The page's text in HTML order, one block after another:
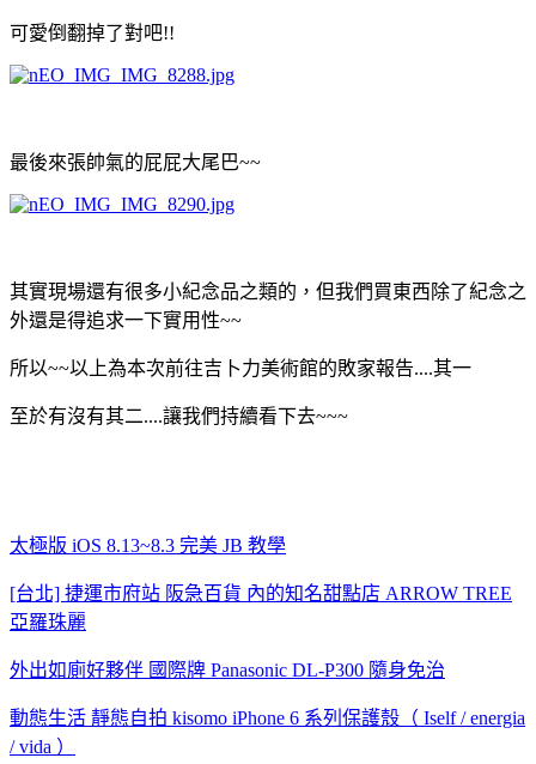
可愛倒翻掉了對吧!!
最後來張帥氣的屁屁大尾巴~~
其實現場還有很多小紀念品之類的，但我們買東西除了紀念之
外還是得追求一下實用性~~
所以~~以上為本次前往吉卜力美術館的敗家報告....其一
至於有沒有其二....讓我們持續看下去~~~
太極版 iOS 8.13~8.3 完美 JB 教學
[台北] 捷運市府站 阪急百貨 內的知名甜點店 ARROW TREE
亞羅珠麗
外出如廁好夥伴 國際牌 Panasonic DL-P300 隨身免治
動態生活 靜態自拍 kisomo iPhone 6 系列保護殼（ Iself / energia
/ vida ）